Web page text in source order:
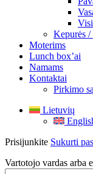
Visi
Kepurės /
Moterims
Lunch box’ai
Namams
Kontaktai
Pirkimo
Lietuvių
Prisijunkite Sukurti
Vartotojo vardas arba